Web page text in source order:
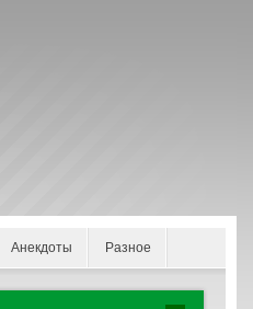
Анекдоты Разное